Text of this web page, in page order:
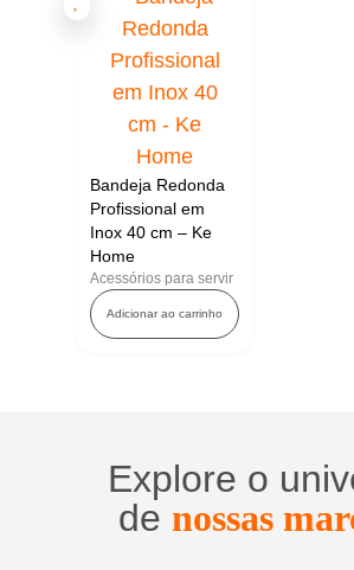
Bandeja Redonda
Profissional em
Inox 40 cm – Ke
Home
Acessórios para servir
Adicionar ao carrinho
Explore o
de nossas